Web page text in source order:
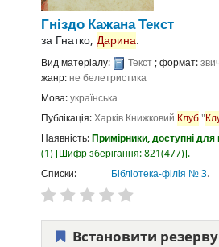
Гніздо КажанаТекст
за Гнатко, Дарина.
Вид матеріалу: Текст; формат:
жанр:не белетристика
Мова:українська
Публікація:Харків Книжковий Клуб"
Наявність:Примірники, доступні для
(1) Шифр зберігання:821(477) .
Списки:
Бібліотека-філія № 3.
Встановити